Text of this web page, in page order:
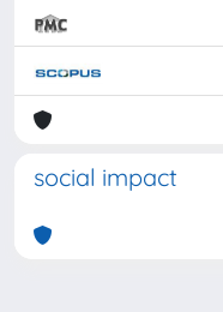
social impact